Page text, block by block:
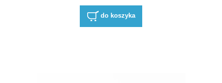
do koszyka